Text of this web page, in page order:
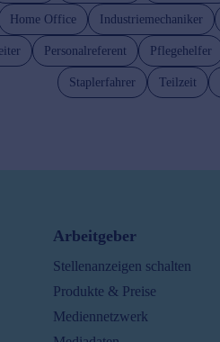
Home Office Industriemechaniker
Personalreferent Pflegehelfer
Staplerfahrer Teilzeit
Arbeitgeber
Stellenanzeigen schalten
Produkte & Preise
Mediennetzwerk